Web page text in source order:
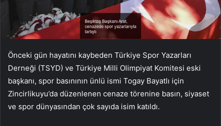
Önceki gün hayatını kaybeden Türkiye Spor Yazarları
Derneği (TSYD) ve Türkiye Milli Olimpiyat Komitesi eski
başkanı, spor basınının ünlü ismi Togay Bayatlı için
Zincirlikuyu’da düzenlenen cenaze törenine basın, siyaset
ve spor dünyasından çok sayıda isim katıldı.